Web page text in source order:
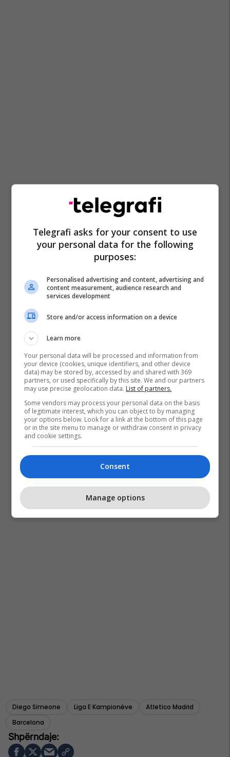
Diego Simeone Liga E Kampionëve
Atletico Madrid
Barcelona
Telegrafi asks for your consent to use
your personal data for the following
purposes:
Personalised advertising and content, advertising and
content measurement, audience research and
services development
Store and/or access information on a device
Learn more
Your personal data will be processed and information from
your device (cookies, unique identifiers, and other device
data) may be stored by, accessed by and shared with 369
partners, or used specifically by this site. We and our partners
may use precise geolocation data. List of partners.
Some vendors may process your personal data on the basis
of legitimate interest, which you can object to by managing
your options below. Look for a link at the bottom of this page
or in the site menu to manage or withdraw consent in privacy
and cookie settings.
Consent
Manage options